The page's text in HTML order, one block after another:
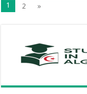
1 2 »